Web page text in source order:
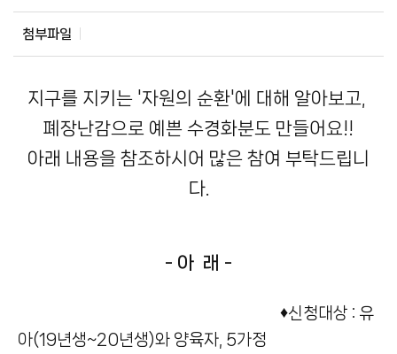
첨부파일
지구를 지키는 '자원의 순환'에 대해 알아보고,
폐장난감으로 예쁜 수경화분도 만들어요!!
아래 내용을 참조하시어 많은 참여 부탁드립니
다.
- 아 래 -
♦신청대상 : 유
아(19년생~20년생)와 양육자, 5가정